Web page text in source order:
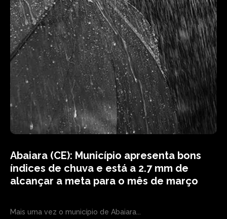
Abaiara (CE): Município apresenta bons
índices de chuva e está a 2.7 mm de
alcançar a meta para o mês de março
Mais uma vez o município de Abaiara...